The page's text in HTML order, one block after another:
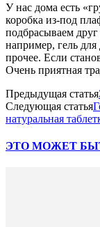
У нас дома есть
коробка из-под
подбрасываем
например, гель
прочее. Если
Очень приятная
Предыдущая статья
Следующая статья
натуральная
ЭТО МОЖЕТ